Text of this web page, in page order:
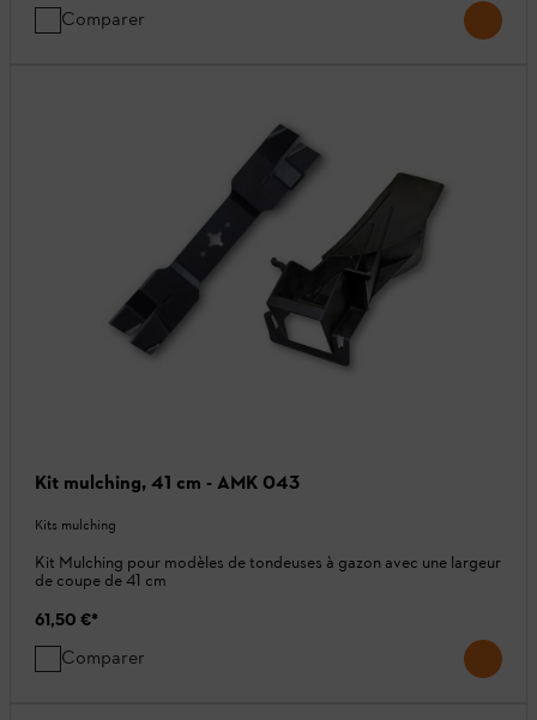
Comparer
Kit mulching, 41 cm - AMK 043
Kits mulching
Kit Mulching pour modèles de tondeuses à gazon avec une largeur
de coupe de 41 cm
61,50 €*
Comparer